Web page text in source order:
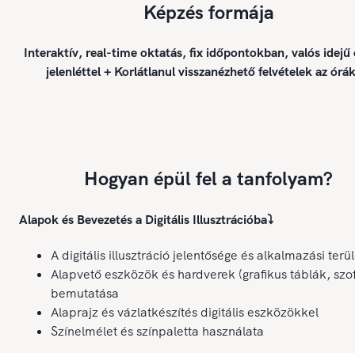
Képzés formája
Interaktív, real-time oktatás, fix időpontokban, valós
jelenléttel + Korlátlanul visszanézhető felvételek az
Hogyan épül fel a tanfolyam?
Alapok és Bevezetés a Digitális Illusztrációba⤵️
A digitális illusztráció jelentősége és alkalmazási
Alapvető eszközök és hardverek (grafikus táblák,
bemutatása
Alaprajz és vázlatkészítés digitális eszközökkel
Színelmélet és színpaletta használata